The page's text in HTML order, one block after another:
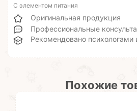
С элементом питания
Оригинальная продукция
Профессиональные
Рекомендовано психологами
Похожие